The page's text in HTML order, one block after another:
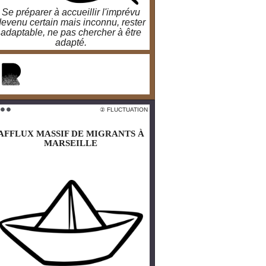
Se préparer à accueillir l'imprévu
certain mais inconnu, rester
adaptable, ne pas chercher à être
adapté.
⚫️ ② FLUCTUATION
MASSIF DE MIGRANTS À
MARSEILLE
⚫️ ⚫️ ⚫️
MASSIF DE MIGRANTS À
MARSEILLE